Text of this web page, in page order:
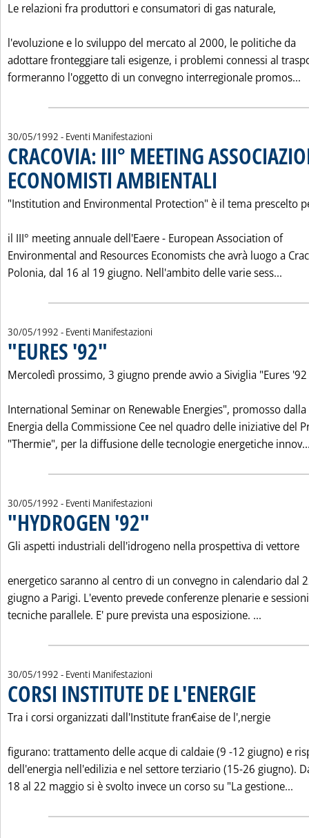
Le relazioni fra produttori e consumatori di gas naturale,
l'evoluzione e lo sviluppo del mercato al 2000, le politiche da
adottare fronteggiare tali esigenze, i problemi connessi al
formeranno l'oggetto di un convegno interregionale promos...
30/05/1992 - Eventi Manifestazioni
CRACOVIA: III° MEETING
ECONOMISTI AMBIENTALI
"Institution and Environmental Protection" è il tema prescelto
il III° meeting annuale dell'Eaere - European Association of
Environmental and Resources Economists che avrà luogo a
Polonia, dal 16 al 19 giugno. Nell'ambito delle varie sess...
30/05/1992 - Eventi Manifestazioni
"EURES '92"
Mercoledì prossimo, 3 giugno prende avvio a Siviglia "Eures
International Seminar on Renewable Energies", promosso
Energia della Commissione Cee nel quadro delle iniziative del
"Thermie", per la diffusione delle tecnologie energetiche
30/05/1992 - Eventi Manifestazioni
"HYDROGEN '92"
Gli aspetti industriali dell'idrogeno nella prospettiva di vettore
energetico saranno al centro di un convegno in calendario dal
giugno a Parigi. L'evento prevede conferenze plenarie e sessioni
tecniche parallele. E' pure prevista una esposizione. ...
30/05/1992 - Eventi Manifestazioni
CORSI INSTITUTE DE L'ENERGIE
Tra i corsi organizzati dall'Institute fran€aise de l'‚nergie
figurano: trattamento delle acque di caldaie (9 -12 giugno) e
dell'energia nell'edilizia e nel settore terziario (15-26 giugno).
18 al 22 maggio si è svolto invece un corso su "La gestione...